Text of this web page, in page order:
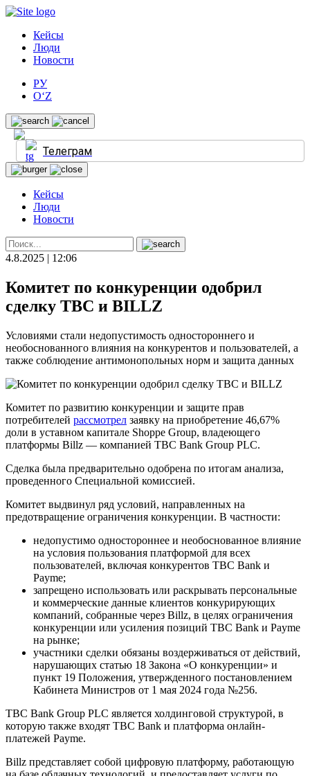
Кейсы
Люди
Новости
РУ
O‘Z
Телеграм
Кейсы
Люди
Новости
4.8.2025 | 12:06
Комитет по конкуренции одобрил
сделку TBC и BILLZ
Условиями стали недопустимость одностороннего и
необоснованного влияния на конкурентов и пользователей, а
также соблюдение антимонопольных норм и защита данных
Комитет по развитию конкуренции и защите прав
потребителей рассмотрел заявку на приобретение 46,67%
доли в уставном капитале Shoppe Group, владеющего
платформы Billz — компанией TBC Bank Group PLC.
Сделка была предварительно одобрена по итогам анализа,
проведенного Специальной комиссией.
Комитет выдвинул ряд условий, направленных на
предотвращение ограничения конкуренции. В частности:
недопустимо одностороннее и необоснованное влияние
на условия пользования платформой для всех
пользователей, включая конкурентов TBC Bank и
Payme;
запрещено использовать или раскрывать персональные
и коммерческие данные клиентов конкурирующих
компаний, собранные через Billz, в целях ограничения
конкуренции или усиления позиций TBC Bank и Payme
на рынке;
участники сделки обязаны воздерживаться от действий,
нарушающих статью 18 Закона «О конкуренции» и
пункт 19 Положения, утвержденного постановлением
Кабинета Министров от 1 мая 2024 года №256.
TBC Bank Group PLC является холдинговой структурой, в
которую также входят TBC Bank и платформа онлайн-
платежей Payme.
Billz представляет собой цифровую платформу, работающую